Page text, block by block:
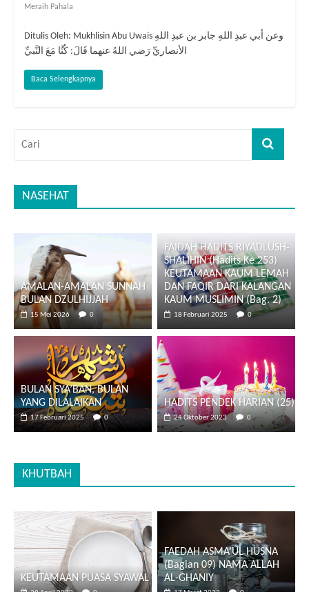
Meraih Pahala
Ditulis Oleh: Mukhlisin Abu Uwais وعن أبي عبدِ اللهِ جابر بن عبدِ اللهِ
الأنصاريِّ رَضي اللهُ عنهما قَالَ: كُنَّا مَعَ النَّبيِّ
Baca Selengkapnya
NASEHAT
AMALAN-AMALAN SUNNAH
BULAN DZULHIJJAH
15 Mei 2026 0
FAIDAH HADITS RIYADLUSH-
SHALIHIN (Hadits Ke 253)
KEUTAMAAN KAUM LEMAH
DAN FAQIR DARI KALANGAN
KAUM MUSLIMIN (Bag. 2)
18 Februari 2025 0
BULAN SYA’BAN, BULAN
YANG DILALAIKAN
17 Februari 2025 0
HADITS PENDEK HARIAN (25)
24 Oktober 2023 0
KHUTBAH
KEUTAMAAN PUASA SYAWAL
FAEDAH ASMA’UL HUSNA
(Bagian 09) NAMA ALLAH
AL-GHANIY